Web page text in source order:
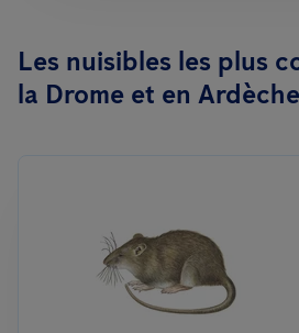
Les nuisibles les plus
la Drome et en Ardèche